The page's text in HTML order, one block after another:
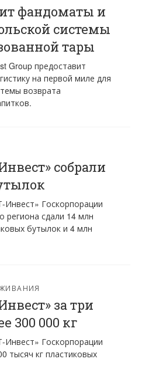
фандоматы и
системы
тары
Group предоставит
на первой миле для
возврата
собрали
Госкорпорации
региона сдали 14 млн
бутылок и 4 млн
за три
300 000 кг
Госкорпорации
тысяч кг пластиковых